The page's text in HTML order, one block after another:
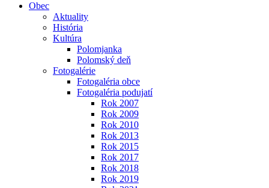
Obec
Aktuality
História
Kultúra
Polomjanka
Polomský deň
Fotogalérie
Fotogaléria obce
Fotogaléria podujatí
Rok 2007
Rok 2009
Rok 2010
Rok 2013
Rok 2015
Rok 2017
Rok 2018
Rok 2019